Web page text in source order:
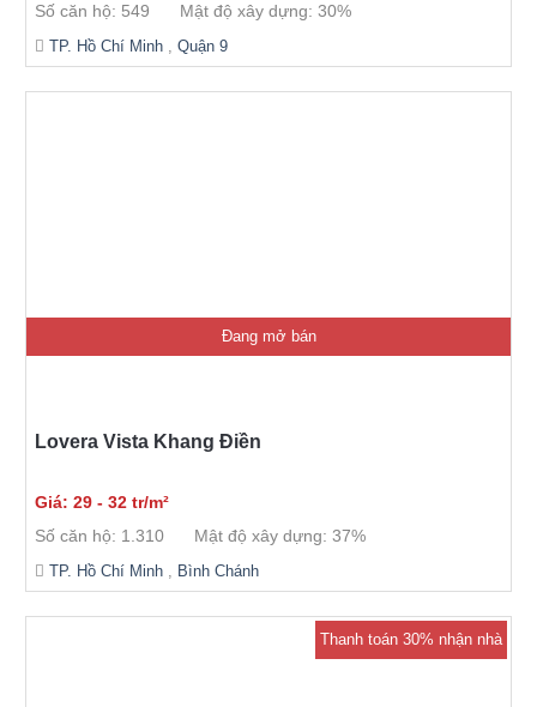
Số căn hộ: 549
Mật độ xây dựng: 30%
TP. Hồ Chí Minh, Quận 9
Đang mở bán
Lovera Vista Khang Điền
Giá: 29 - 32 tr/m²
Số căn hộ: 1.310
Mật độ xây dựng: 37%
TP. Hồ Chí Minh, Bình Chánh
Thanh toán 30% nhận nhà